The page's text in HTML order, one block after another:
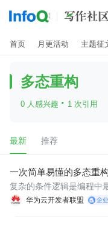
首页 月更活动 主题征
多态重构
0 人感兴趣 · 1 次引用
最新 推荐
一次简单易懂的多态重
华为云开发者联盟
复杂的条件逻辑是编程中